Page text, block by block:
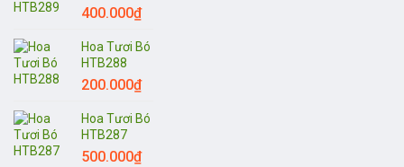
400.000₫
Hoa Tươi Bó
HTB288
200.000₫
Hoa Tươi Bó
HTB287
500.000₫